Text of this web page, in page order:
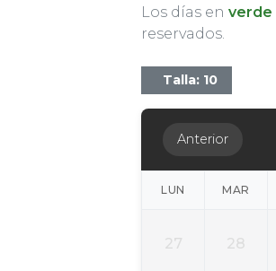
Los días en verde
reservados.
Talla: 10
Anterior
LUN MAR
27 28